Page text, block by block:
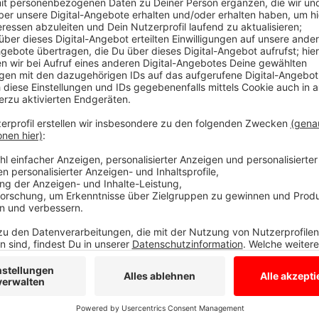
Markus und Shannon sind mit ihrem Oldtimer-Van
Urlaub gefahren, sondern in den letzten 16 Monaten
und wieder zurück gefahren. Insgesamt über
Länder.
Jana Ulrich
Abenteuer Ausland: Shannon & Markus - Mit